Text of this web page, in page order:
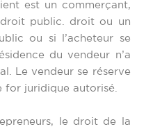
est un commerçant,
public. droit ou un
ou si l’acheteur se
du vendeur n’a
Le vendeur se réserve
for juridique autorisé.
le droit de la